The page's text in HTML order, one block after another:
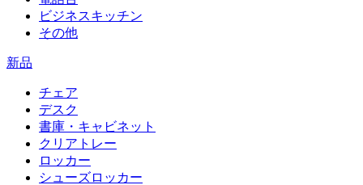
ビジネスキッチン
その他
新品
チェア
デスク
書庫・キャビネット
クリアトレー
ロッカー
シューズロッカー